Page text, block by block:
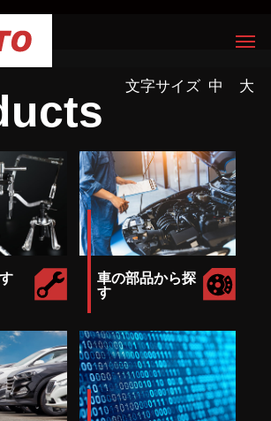
文字サイズ 中 大
車の部品から探
す